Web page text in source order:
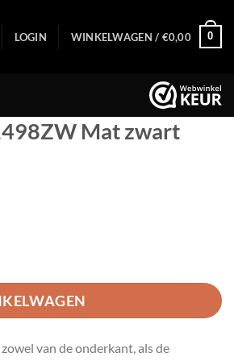
LOGIN WINKELWAGEN / €0,00 0
Mat zwart
aantal
van de onderkant, als de